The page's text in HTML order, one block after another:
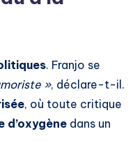
. Franjo se
», déclare-t-il.
, où toute critique
d’oxygène dans un